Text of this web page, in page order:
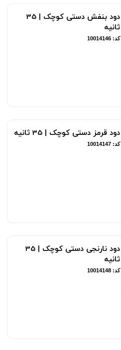
دود بنفش دستی کوچک | 35
ثانیه
کد: 10014146
دود قرمز دستی کوچک | 35 ثانیه
کد: 10014147
دود نارنجی دستی کوچک | 35
ثانیه
کد: 10014148